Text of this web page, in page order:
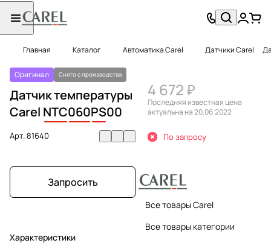
Главная Каталог Автоматика Carel Датчики Carel
Оригинал Снято с производства
Датчик температуры
Carel NTC060PS00
Арт.81640
Запросить
Характеристики
4 672 ₽
Последняя известная цена
актуальна на 20.06.2022
По запросу
Все товары Carel
Все товары категории